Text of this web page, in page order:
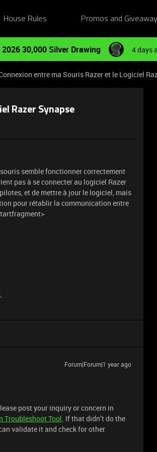
House Rules Promos and
2026 30,000 Silver Drawing 4 days
entre ma Souris Razer et le Logiciel
Razer Synapse
semble fonctionner correctement
pas à se connecter au logiciel Razer
et de mettre à jour le logiciel, mais
pour rétablir la communication entre
Forum|Forum|1 year ago
post your inquiry or concern in
Troubleshoot Tool. If that didn’t do the
validate it and check for other